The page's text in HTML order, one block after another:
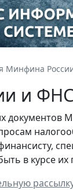
Минфина
и
в курсе